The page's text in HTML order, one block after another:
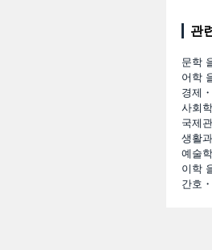
관
문학
어학
경제
사회
국제
생활
예술
이학
간호